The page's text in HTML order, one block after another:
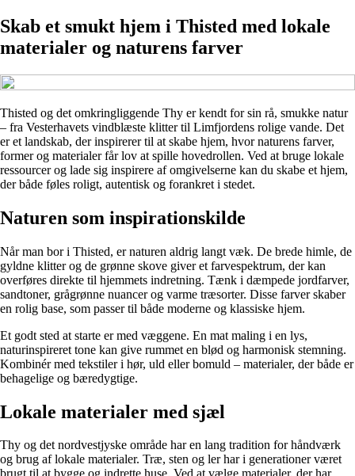
Skab et smukt hjem i Thisted med lokale
materialer og naturens farver
Thisted og det omkringliggende Thy er kendt for sin rå, smukke natur
– fra Vesterhavets vindblæste klitter til Limfjordens rolige vande. Det
er et landskab, der inspirerer til at skabe hjem, hvor naturens farver,
former og materialer får lov at spille hovedrollen. Ved at bruge lokale
ressourcer og lade sig inspirere af omgivelserne kan du skabe et hjem,
der både føles roligt, autentisk og forankret i stedet.
Naturen som inspirationskilde
Når man bor i Thisted, er naturen aldrig langt væk. De brede himle, de
gyldne klitter og de grønne skove giver et farvespektrum, der kan
overføres direkte til hjemmets indretning. Tænk i dæmpede jordfarver,
sandtoner, grågrønne nuancer og varme træsorter. Disse farver skaber
en rolig base, som passer til både moderne og klassiske hjem.
Et godt sted at starte er med væggene. En mat maling i en lys,
naturinspireret tone kan give rummet en blød og harmonisk stemning.
Kombinér med tekstiler i hør, uld eller bomuld – materialer, der både er
behagelige og bæredygtige.
Lokale materialer med sjæl
Thy og det nordvestjyske område har en lang tradition for håndværk
og brug af lokale materialer. Træ, sten og ler har i generationer været